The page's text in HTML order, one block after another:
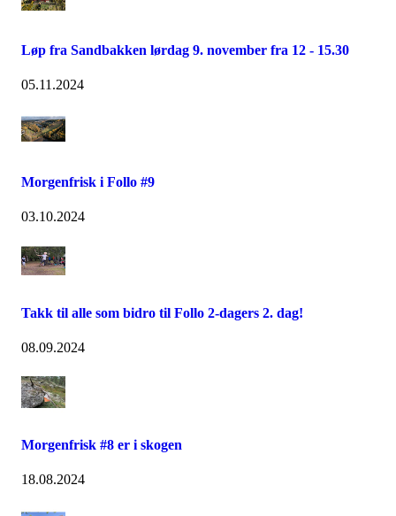
Løp fra Sandbakken lørdag 9. november fra 12 - 15.30
05.11.2024
Morgenfrisk i Follo #9
03.10.2024
Takk til alle som bidro til Follo 2-dagers 2. dag!
08.09.2024
Morgenfrisk #8 er i skogen
18.08.2024